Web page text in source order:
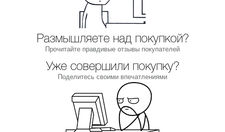
Размышляете над покупкой?
Прочитайте правдивые отзывы покупателей
Уже совершили покупку?
Поделитесь своими впечатлениями